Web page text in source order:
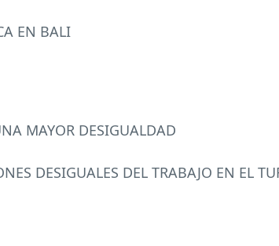
EN BALI
MAYOR DESIGUALDAD
DESIGUALES DEL TRABAJO EN EL